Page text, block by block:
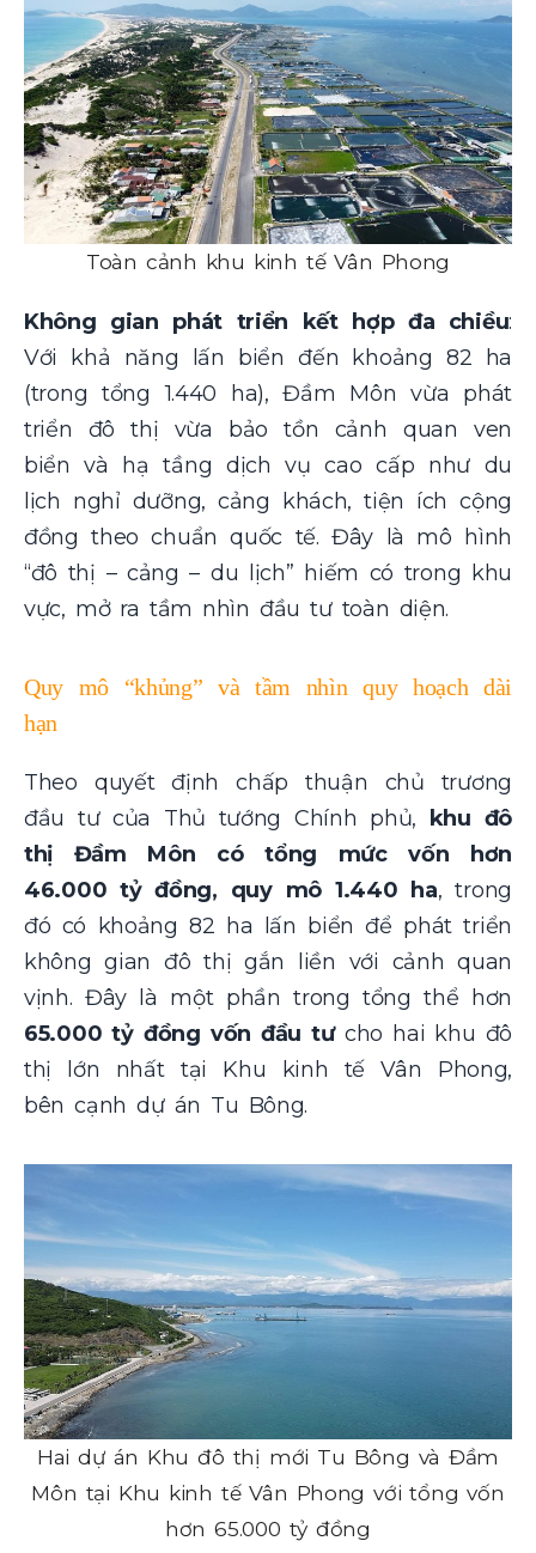
Toàn cảnh khu kinh tế Vân Phong
Không gian phát triển kết hợp đa chiều:
Với khả năng lấn biển đến khoảng 82 ha
(trong tổng 1.440 ha), Đầm Môn vừa phát
triển đô thị vừa bảo tồn cảnh quan ven
biển và hạ tầng dịch vụ cao cấp như du
lịch nghỉ dưỡng, cảng khách, tiện ích cộng
đồng theo chuẩn quốc tế. Đây là mô hình
“đô thị – cảng – du lịch” hiếm có trong khu
vực, mở ra tầm nhìn đầu tư toàn diện.
Quy mô “khủng” và tầm nhìn quy hoạch dài
hạn
Theo quyết định chấp thuận chủ trương
đầu tư của Thủ tướng Chính phủ,
khu đô
thị Đầm Môn có tổng mức vốn hơn
46.000 tỷ đồng, quy mô 1.440 ha, trong
đó có khoảng 82 ha lấn biển để phát triển
không gian đô thị gắn liền với cảnh quan
vịnh. Đây là một phần trong tổng thể hơn
65.000 tỷ đồng vốn đầu tưcho hai khu đô
thị lớn nhất tại Khu kinh tế Vân Phong,
bên cạnh dự án Tu Bông.
Hai dự án Khu đô thị mới Tu Bông và Đầm
Môn tại Khu kinh tế Vân Phong với tổng vốn
hơn 65.000 tỷ đồng